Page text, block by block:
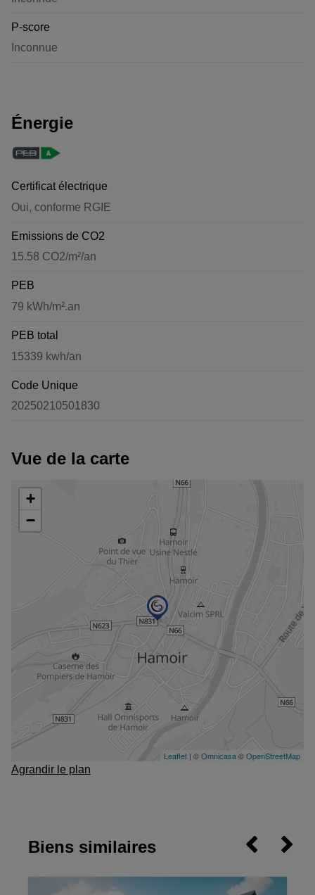
P-score
Inconnue
Énergie
Certificat électrique
Oui, conforme RGIE
Emissions de CO2
15.58 CO2/m²/an
PEB
79 kWh/m².an
PEB total
15339 kwh/an
Code Unique
20250210501830
Vue de la carte
Agrandir le plan
Biens similaires